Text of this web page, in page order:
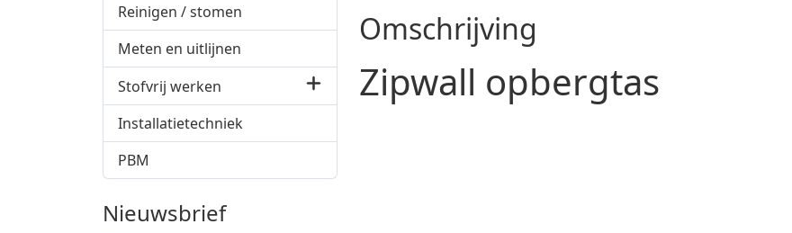
Reinigen / stomen
Meten en uitlijnen
Stofvrij werken
Installatietechniek
PBM
Nieuwsbrief
Omschrijving
Zipwall opbergtas